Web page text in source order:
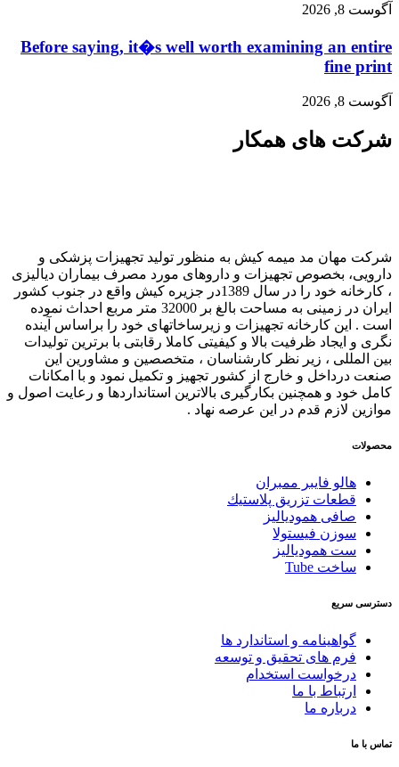
آگوست 8, 2026
Before saying, it�s well worth examining an entire
fine print
آگوست 8, 2026
شرکت های همکار
شرکت مهان مد میمه کیش به منظور تولید تجهیزات پزشکی و
دارویی، بخصوص تجهیزات و داروهای مورد مصرف بیماران دیالیزی
، کارخانه خود را در سال 1389در جزیره کیش واقع در جنوب کشور
ایران در زمینی به مساحت بالغ بر 32000 متر مربع احداث نموده
است . این کارخانه تجهیزات و زیرساخاتهای خود را براساس آینده
نگری و ایجاد ظرفیت بالا و کیفیتی کاملا رقابتی با برترین تولیدات
بین المللی ، زیر نظر کارشناسان ، متخصصین و مشاورین این
صنعت درداخل و خارج از کشور تجهیز و تکمیل نمود و با امکانات
کامل خود و همچنین بکارگیری بالاترین استانداردها و رعایت اصول و
موازین لازم قدم در این عرصه نهاد .
محصولات
هالو فایبر ممبران
قطعات تزريق پلاستيك
صافی همودیالیز
سوزن فیستولا
ست همودیالیز
ساخت Tube
دسترسی سریع
گواهینامه و استاندارد ها
فرم های تحقیق و توسعه
درخواست استخدام
ارتباط با ما
درباره ما
تماس با ما